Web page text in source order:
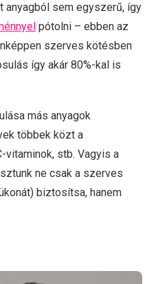
anyagból sem egyszerű, így
pótolni – ebben az
szerves kötésben
így akár 80%-kal is
más anyagok
többek közt a
vitaminok, stb. Vagyis a
ne csak a szerves
biztosítsa, hanem